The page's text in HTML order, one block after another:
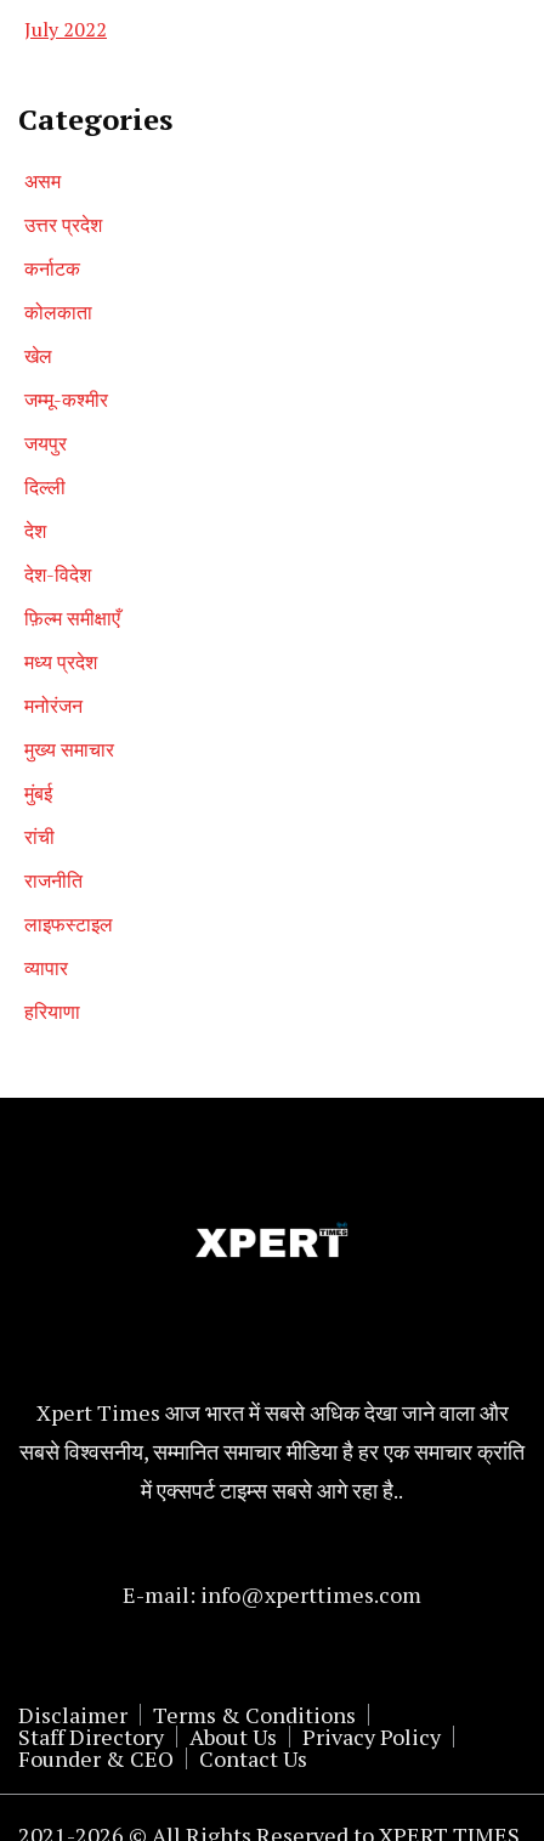
July 2022
Categories
असम
उत्तर प्रदेश
कर्नाटक
कोलकाता
खेल
जम्मू-कश्मीर
जयपुर
दिल्ली
देश
देश-विदेश
फ़िल्म समीक्षाएँ
मध्य प्रदेश
मनोरंजन
मुख्य समाचार
मुंबई
रांची
राजनीति
लाइफस्टाइल
व्यापार
हरियाणा
Xpert Times आज भारत में सबसे अधिक देखा जाने वाला और
सबसे विश्वसनीय, सम्मानित समाचार मीडिया है हर एक समाचार क्रांति
में एक्सपर्ट टाइम्स सबसे आगे रहा है..
E-mail: info@xperttimes.com
Disclaimer Terms & Conditions
Staff Directory About Us Privacy Policy
Founder & CEO Contact Us
2021-2026 © All Rights Reserved to XPERT TIMES